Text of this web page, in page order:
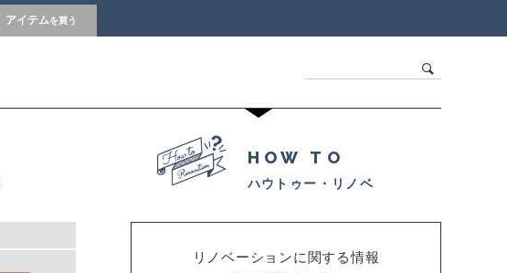
アイテムを買う
HOW TO
ハウトゥー・リノベ
リノベーションに関する情報